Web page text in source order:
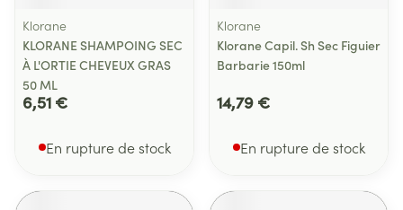
Klorane
KLORANE SHAMPOING SEC
À L'ORTIE CHEVEUX GRAS
50 ML
6,51 €
En rupture de stock
Klorane
Klorane Capil. Sh Sec Figuier
Barbarie 150ml
14,79 €
En rupture de stock